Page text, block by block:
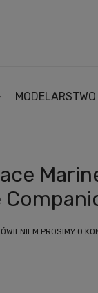
MODELARSTWO
PROSIMY O